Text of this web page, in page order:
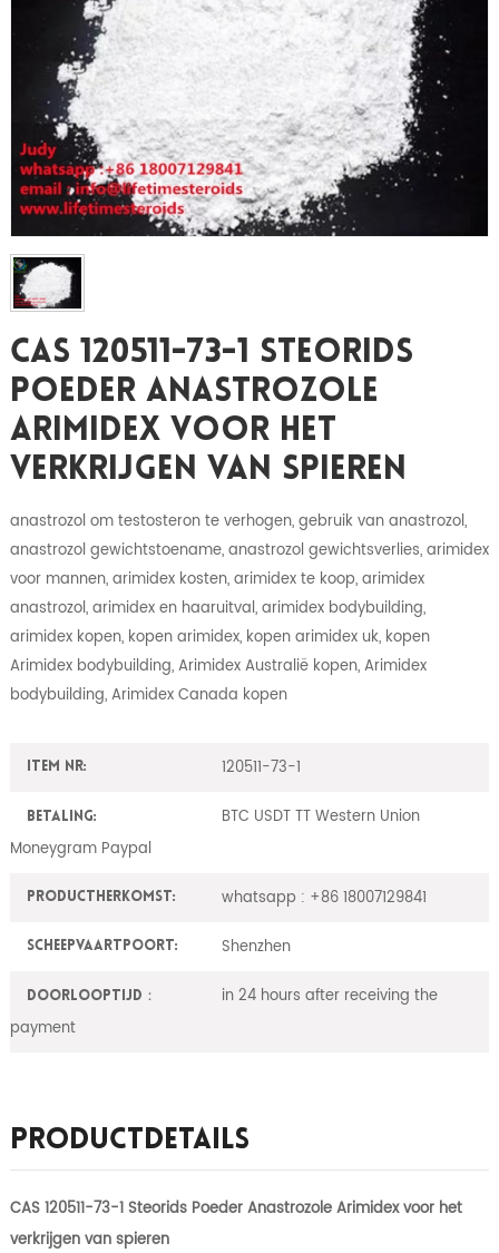
CAS 120511-73-1 Steorids
Poeder Anastrozole
Arimidex Voor Het
Verkrijgen Van Spieren
anastrozol om testosteron te verhogen, gebruik van anastrozol,
anastrozol gewichtstoename, anastrozol gewichtsverlies, arimidex
voor mannen, arimidex kosten, arimidex te koop, arimidex
anastrozol, arimidex en haaruitval, arimidex bodybuilding,
arimidex kopen, kopen arimidex, kopen arimidex uk, kopen
Arimidex bodybuilding, Arimidex Australië kopen, Arimidex
bodybuilding, Arimidex Canada kopen
Item nr: 120511-73-1
Betaling:
BTC USDT TT Western Union
Moneygram Paypal
ProductHerkomst: whatsapp : +86 18007129841
Scheepvaartpoort: Shenzhen
Doorlooptijd：
in 24 hours after receiving the
payment
Productdetails
CAS 120511-73-1 Steorids Poeder Anastrozole Arimidex voor het
verkrijgen van spieren